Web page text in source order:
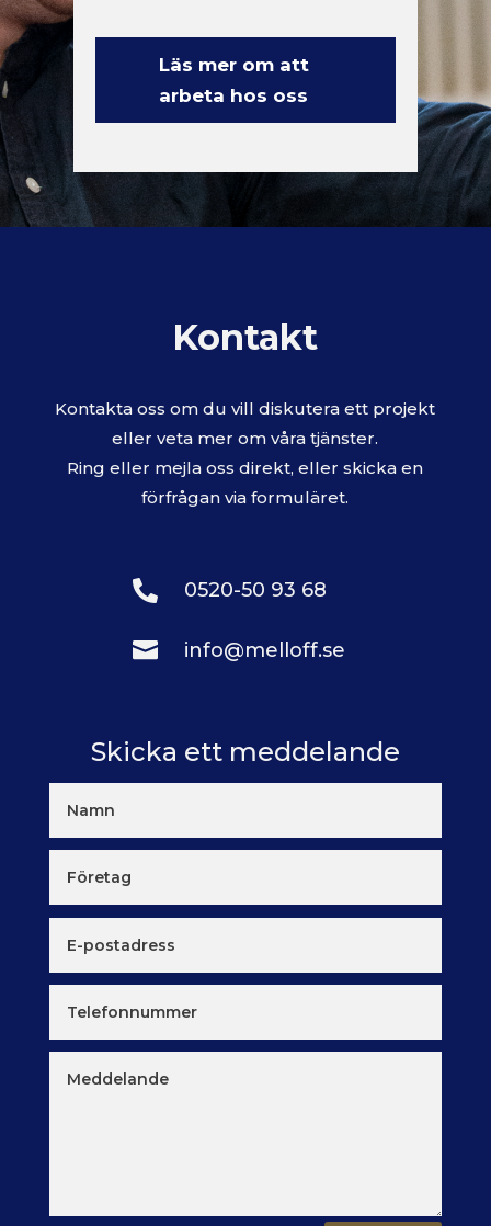
Läs mer om att
arbeta hos oss
Kontakt
Kontakta oss om du vill diskutera ett projekt
eller veta mer om våra tjänster.
Ring eller mejla oss direkt, eller skicka en
förfrågan via formuläret.
 0520-50 93 68
 info@melloff.se
Skicka ett meddelande